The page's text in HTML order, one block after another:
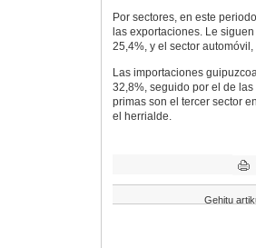
Por sectores, en este
las exportaciones. Le
25,4%, y el sector
Las importaciones
32,8%, seguido por el de
primas son el tercer sector
el herrialde.
Gehitu